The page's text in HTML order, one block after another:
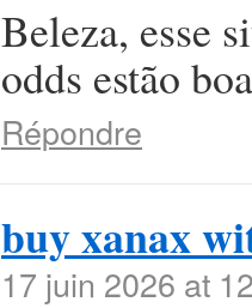
Beleza, esse
odds estão
Répondre
buy xanax
17 juin 2026 at